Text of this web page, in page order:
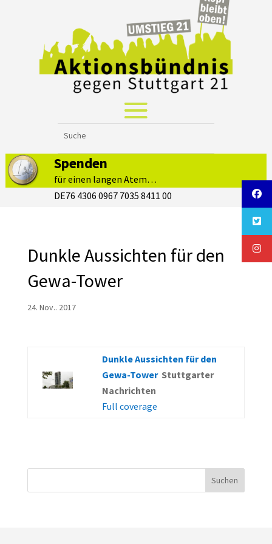
Spenden
für einen langen Atem…
DE76 4306 0967 7035 8411 00
Dunkle Aussichten für den
Gewa-Tower
24. Nov.. 2017
Dunkle Aussichten für den
Gewa-Tower Stuttgarter
Nachrichten
Full coverage
Suchen